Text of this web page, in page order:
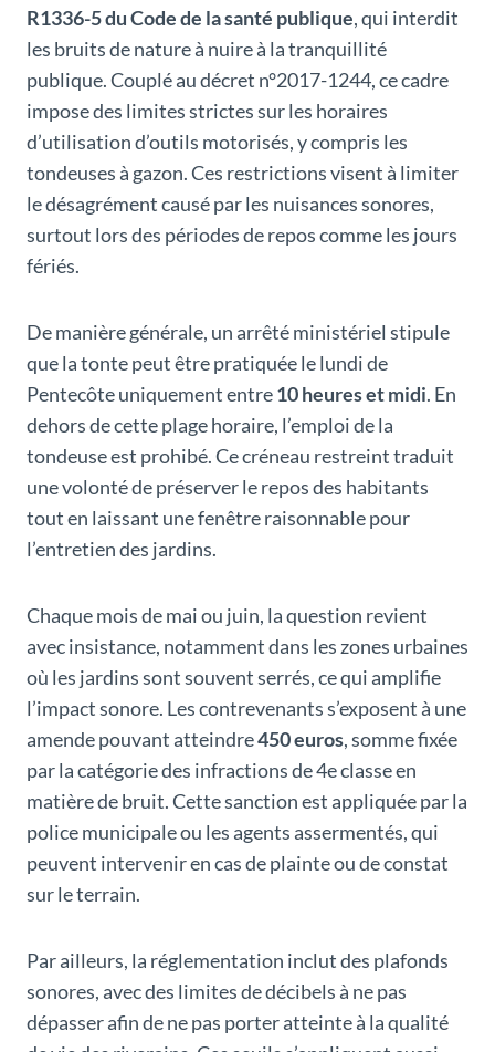
R1336-5 du Code de la santé publique, qui interdit
les bruits de nature à nuire à la tranquillité
publique. Couplé au décret n°2017-1244, ce cadre
impose des limites strictes sur les horaires
d’utilisation d’outils motorisés, y compris les
tondeuses à gazon. Ces restrictions visent à limiter
le désagrément causé par les nuisances sonores,
surtout lors des périodes de repos comme les jours
fériés.
De manière générale, un arrêté ministériel stipule
que la tonte peut être pratiquée le lundi de
Pentecôte uniquement entre10 heures et midi. En
dehors de cette plage horaire, l’emploi de la
tondeuse est prohibé. Ce créneau restreint traduit
une volonté de préserver le repos des habitants
tout en laissant une fenêtre raisonnable pour
l’entretien des jardins.
Chaque mois de mai ou juin, la question revient
avec insistance, notamment dans les zones urbaines
où les jardins sont souvent serrés, ce qui amplifie
l’impact sonore. Les contrevenants s’exposent à une
amende pouvant atteindre450 euros, somme fixée
par la catégorie des infractions de 4e classe en
matière de bruit. Cette sanction est appliquée par la
police municipale ou les agents assermentés, qui
peuvent intervenir en cas de plainte ou de constat
sur le terrain.
Par ailleurs, la réglementation inclut des plafonds
sonores, avec des limites de décibels à ne pas
dépasser afin de ne pas porter atteinte à la qualité